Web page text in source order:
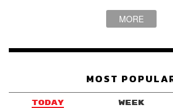
ต่อกันกับออยล์ที่ทำเอาเลือกไม่ถูกเพราะ
ล้วนมีคุณสมบัติที่แตกต่างกันออกไป ไม่ว่า
กายCalmช่วยลดอาการอักเสบของผิว
ช่วยบรรเทาอาการตะคริวและปวดหัวไมเ
MORE
MOST
TODAY WEEK